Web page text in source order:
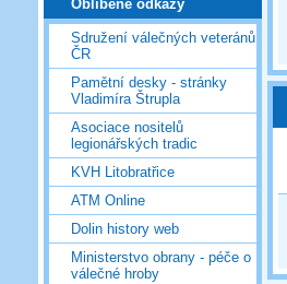
Oblíbené odkazy
Sdružení válečných veteránů
ČR
Pamětní desky - stránky
Vladimíra Štrupla
Asociace nositelů
legionářských tradic
KVH Litobratřice
ATM Online
Dolin history web
Ministerstvo obrany - péče o
válečné hroby